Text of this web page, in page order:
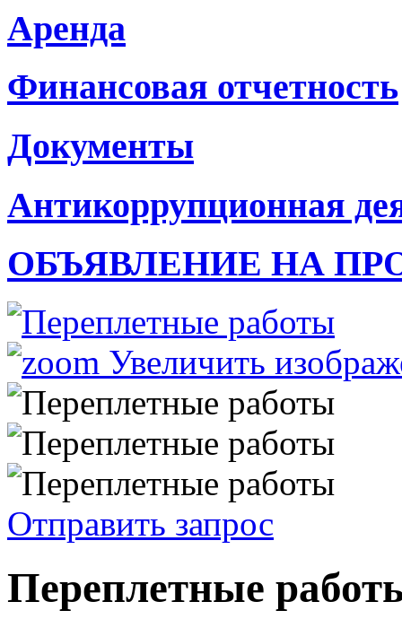
Аренда
Финансовая отчетность
Документы
Антикоррупционная
ОБЪЯВЛЕНИЕ НА
Увеличить
Отправить запрос
Переплетные